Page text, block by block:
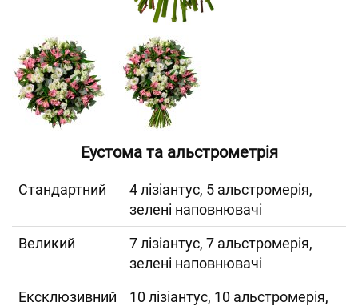
Еустома та альстрометрія
Cтандартний
4 лізіантус, 5 альстромерія,
зелені наповнювачі
Великий
7 лізіантус, 7 альстромерія,
зелені наповнювачі
Ексклюзивний
10 лізіантус, 10 альстромерія,